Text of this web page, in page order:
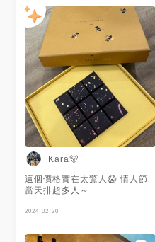
Kara🐻
這個價格實在太驚人😱 情人節
當天排超多人～
2024-02-20